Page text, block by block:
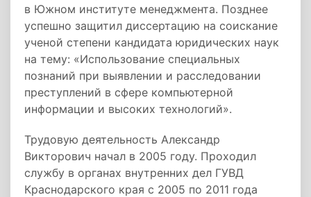
в Южном институте менеджмента. Позднее
успешно защитил диссертацию на соискание
ученой степени кандидата юридических наук
на тему: «Использование специальных
познаний при выявлении и расследовании
преступлений в сфере компьютерной
информации и высоких технологий».
Трудовую деятельность Александр
Викторович начал в 2005 году. Проходил
службу в органах внутренних дел ГУВД
Краснодарского края с 2005 по 2011 года